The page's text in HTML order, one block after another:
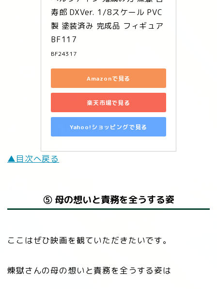
寿郎 DXVer. 1/8スケール PVC
製 塗装済み 完成品 フィギュア
BF117
BF24317
Amazonで見る
楽天市場で見る
Yahoo!ショッピングで見る
▲目次へ戻る
⑤ 母の想いと責務を全うする姿
ここはぜひ映画を観ていただきたいです。
煉󠄁獄さんの母の想いと責務を全うする姿は